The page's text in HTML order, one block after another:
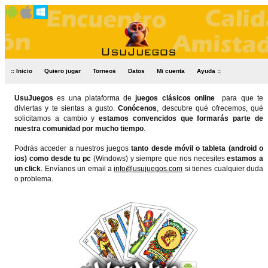
:: Inicio Quiero jugar Torneos Datos Mi cuenta Ayuda ::
UsuJuegos es una plataforma dejuegos clásicos onlinepara que te
diviertas y te sientas a gusto. Conócenos, descubre qué ofrecemos, qué
solicitamos a cambio yestamos convencidos que formarás parte de
nuestra comunidad por mucho tiempo.
Podrás acceder a nuestros juegostanto desde móvil o tableta (android o
ios) como desde tu pc (Windows) y siempre que nos necesitesestamos a
un click. Envíanos un email ainfo@usujuegos.com si tienes cualquier duda
o problema.